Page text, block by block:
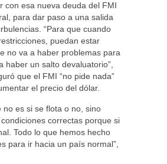
con esa nueva deuda del FMI
para dar paso a una salida
“Para que cuando
puedan estar
no va a haber problemas para
haber un salto devaluatorio”,
que el FMI “no pide nada”
el precio del dólar.
no es si se flota o no, sino
correctas porque si
Todo lo que hemos hecho
para ir hacia un país normal”,